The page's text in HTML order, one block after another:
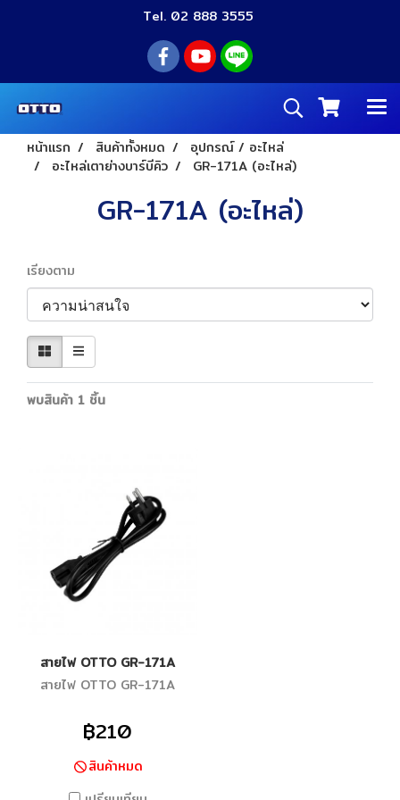
Tel. 02 888 3555
หน้าแรก สินค้าทั้งหมด
อุปกรณ์ / อะไหล่
อะไหล่เตาย่างบาร์บีคิว
GR-171A (อะไหล่)
GR-171A (อะไหล่)
เรียงตาม
พบสินค้า 1 ชิ้น
สายไฟ OTTO GR-171A
สายไฟ OTTO GR-171A
฿210
สินค้าหมด